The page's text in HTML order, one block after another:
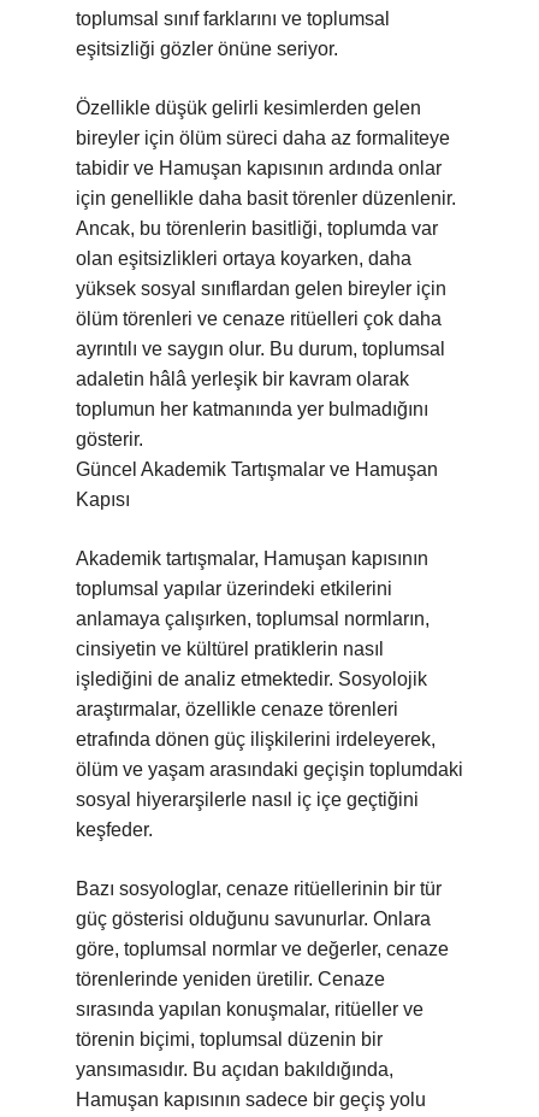
toplumsal sınıf farklarını ve toplumsal
eşitsizliği gözler önüne seriyor.
Özellikle düşük gelirli kesimlerden gelen
bireyler için ölüm süreci daha az formaliteye
tabidir ve Hamuşan kapısının ardında onlar
için genellikle daha basit törenler düzenlenir.
Ancak, bu törenlerin basitliği, toplumda var
olan eşitsizlikleri ortaya koyarken, daha
yüksek sosyal sınıflardan gelen bireyler için
ölüm törenleri ve cenaze ritüelleri çok daha
ayrıntılı ve saygın olur. Bu durum, toplumsal
adaletin hâlâ yerleşik bir kavram olarak
toplumun her katmanında yer bulmadığını
gösterir.
Güncel Akademik Tartışmalar ve Hamuşan
Kapısı
Akademik tartışmalar, Hamuşan kapısının
toplumsal yapılar üzerindeki etkilerini
anlamaya çalışırken, toplumsal normların,
cinsiyetin ve kültürel pratiklerin nasıl
işlediğini de analiz etmektedir. Sosyolojik
araştırmalar, özellikle cenaze törenleri
etrafında dönen güç ilişkilerini irdeleyerek,
ölüm ve yaşam arasındaki geçişin toplumdaki
sosyal hiyerarşilerle nasıl iç içe geçtiğini
keşfeder.
Bazı sosyologlar, cenaze ritüellerinin bir tür
güç gösterisi olduğunu savunurlar. Onlara
göre, toplumsal normlar ve değerler, cenaze
törenlerinde yeniden üretilir. Cenaze
sırasında yapılan konuşmalar, ritüeller ve
törenin biçimi, toplumsal düzenin bir
yansımasıdır. Bu açıdan bakıldığında,
Hamuşan kapısının sadece bir geçiş yolu